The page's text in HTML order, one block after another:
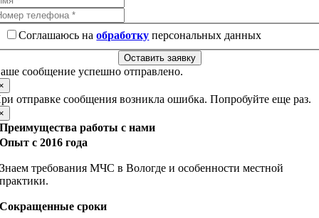
Соглашаюсь наобработку персональных данных
Оставить заявку
сообщение успешно отправлено.
отправке сообщения возникла ошибка. Попробуйте еще раз.
Преимущества работы с нами
Опыт с 2016 года
Знаем требования МЧС в Вологде и особенности местной
практики.
Сокращенные сроки